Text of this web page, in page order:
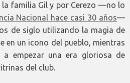
familia Gil y por Cerezo —no lo
Nacional hace casi 30 años—
de siglo utilizando la magia de
en un icono del pueblo, mientras
a empezar una era gloriosa de
del club.